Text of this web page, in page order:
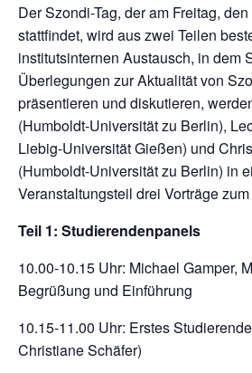
Der Szondi-Tag, der am Freitag,
stattfindet, wird aus zwei Teilen
institutsinternen Austausch, in dem
Überlegungen zur Aktualität von
präsentieren und diskutieren,
(Humboldt-Universität zu Berlin),
Liebig-Universität Gießen) und
(Humboldt-Universität zu Berlin) in
Veranstaltungsteil drei Vorträge
Teil 1: Studierendenpanels
10.00-10.15 Uhr: Michael Gamper,
Begrüßung und Einführung
10.15-11.00 Uhr: Erstes
Christiane Schäfer)